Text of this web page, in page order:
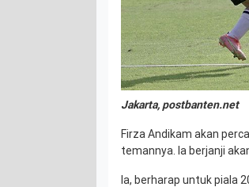
Jakarta, postbanten.net
Firza Andikam akan
temannya. Ia berjanji
Ia, berharap untuk piala